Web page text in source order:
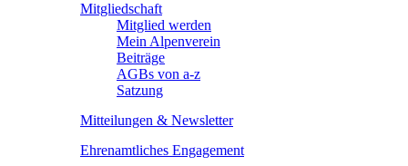
Mitgliedschaft
Mitglied werden
Mein Alpenverein
Beiträge
AGBs von a-z
Satzung
Mitteilungen & Newsletter
Ehrenamtliches Engagement